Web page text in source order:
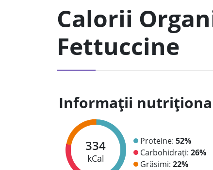
Calorii
Fettuccine
Informații
334
kCal
Proteine: 52%
Carbohidrați: 26%
Grăsimi: 22%